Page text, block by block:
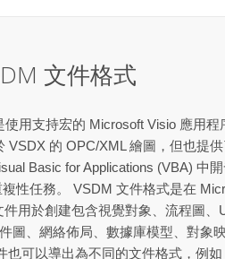
文件格式
用支持宏的 Microsoft Visio 應用程
VSDX 的 OPC/XML 繪圖，但也提
Basic for Applications (VBA) 中
性任務。 VSDM 文件格式是在
用於創建包含視覺對象、流程圖、
圖、網絡佈局、數據庫模型、對象
也可以導出為不同的文件格式，例如